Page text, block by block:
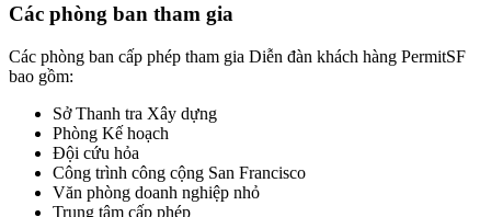
Các phòng ban tham gia
Các phòng ban cấp phép tham gia Diễn đàn khách hàng PermitSF
bao gồm:
Sở Thanh tra Xây dựng
Phòng Kế hoạch
Đội cứu hỏa
Công trình công cộng San Francisco
Văn phòng doanh nghiệp nhỏ
Trung tâm cấp phép